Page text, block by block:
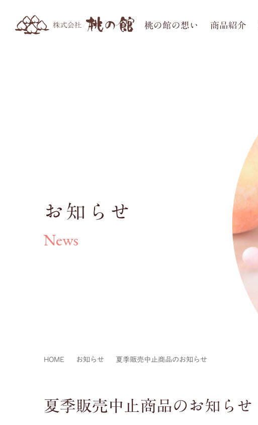
桃の館の想い 商品紹介
お知らせ
News
HOME お知らせ 夏季販売中止商品のお知らせ
夏季販売中止商品のお知らせ